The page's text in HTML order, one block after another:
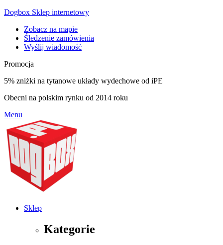
Dogbox Sklep internetowy
Zobacz na mapie
Śledzenie zamówienia
Wyślij wiadomość
Promocja
5% zniżki na tytanowe układy wydechowe od iPE
Obecni na polskim rynku od 2014 roku
Menu
Sklep
Kategorie